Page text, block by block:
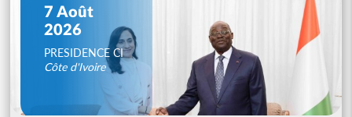
7 Août
2026
PRESIDENCE CI
Côte d'Ivoire